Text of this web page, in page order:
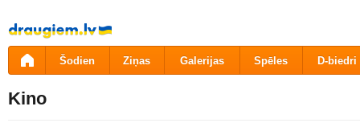
Pāriet
uz
saturu
Šodien Ziņas Galerijas Spēles D-biedri
Kino